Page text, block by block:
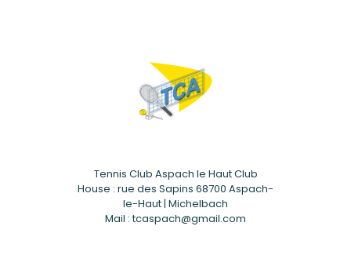
Tennis Club Aspach le Haut Club
House : rue des Sapins 68700 Aspach-
le-Haut | Michelbach
Mail : tcaspach@gmail.com